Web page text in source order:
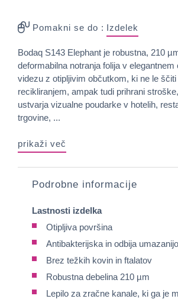
Pomakni se do : Izdelek
Bodaq S143 Elephant je robustna, 210
deformabilna notranja folija v elegantnem
videzu z otipljivim občutkom, ki ne le ščiti
recikliranjem, ampak tudi prihrani
ustvarja vizualne poudarke v hotelih,
trgovine, ...
prikaži več
Podrobne informacije
Lastnosti izdelka
Otipljiva površina
Antibakterijska in odbija umazanijo
Brez težkih kovin in ftalatov
Robustna debelina 210 µm
Lepilo za zračne kanale, ki ga je